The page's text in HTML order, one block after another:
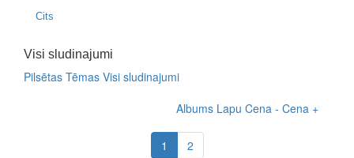
Cits
Visi sludinajumi
Pilsētas Tēmas Visi sludinajumi
Albums Lapu Cena - Cena +
1 2